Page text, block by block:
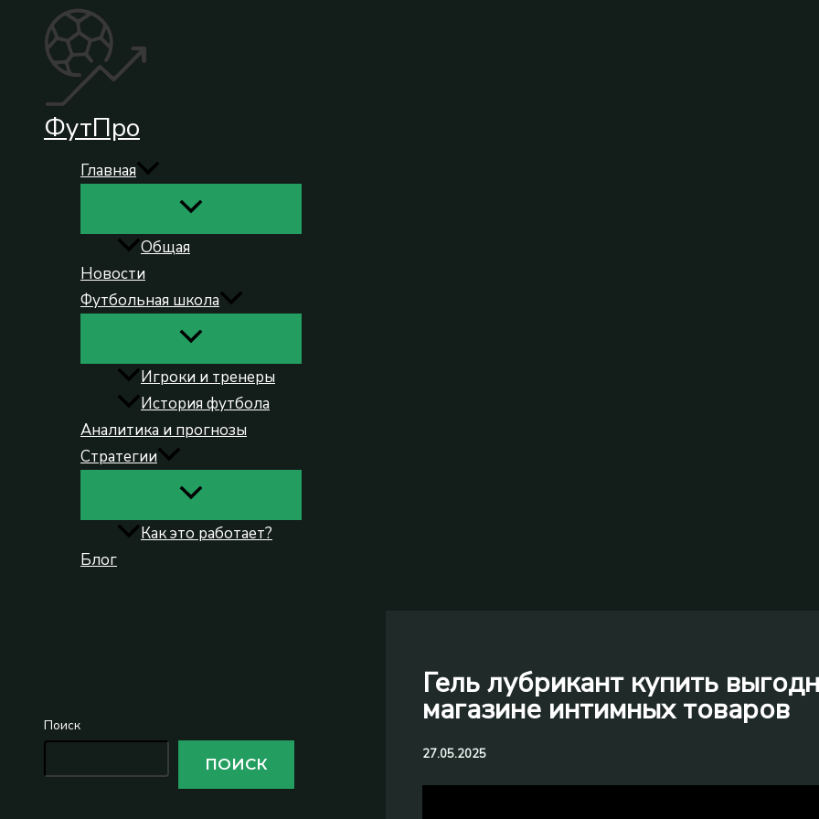
Перейти
содержимому
ФутПро
Главная
Общая
Новости
Футбольная школа
Игроки и тренеры
История футбола
Аналитика и прогнозы
Стратегии
Как это работает?
Блог
Поиск
ПОИСК
Гель лубрикант купить
магазине интимных товаров
27.05.2025